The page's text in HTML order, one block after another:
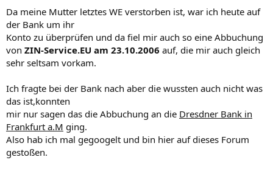
Da meine Mutter letztes WE verstorben ist, war ich heute auf
der Bank um ihr
Konto zu überprüfen und da fiel mir auch so eine Abbuchung
von ZIN-Service.EU am 23.10.2006 auf, die mir auch gleich
sehr seltsam vorkam.
Ich fragte bei der Bank nach aber die wussten auch nicht was
das ist,konnten
mir nur sagen das die Abbuchung an die Dresdner Bank in
Frankfurt a.M ging.
Also hab ich mal gegoogelt und bin hier auf dieses Forum
gestoßen.